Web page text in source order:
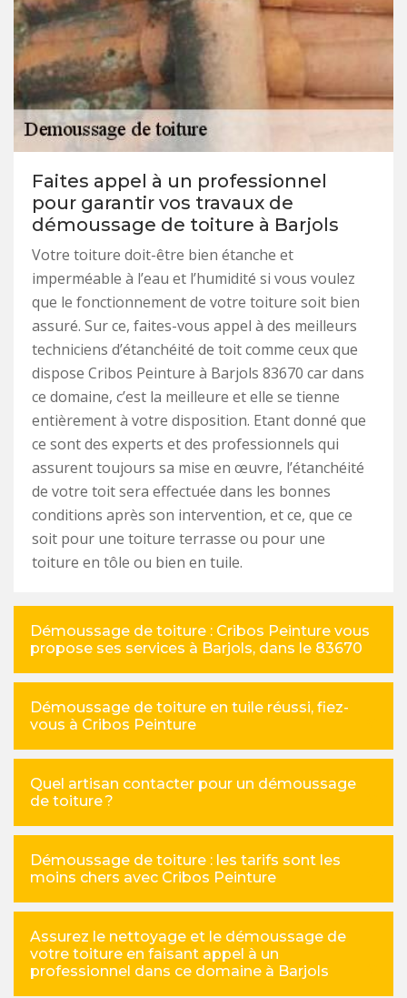
Faites appel à un professionnel
pour garantir vos travaux de
démoussage de toiture à Barjols
Votre toiture doit-être bien étanche et
imperméable à l’eau et l’humidité si vous voulez
que le fonctionnement de votre toiture soit bien
assuré. Sur ce, faites-vous appel à des meilleurs
techniciens d’étanchéité de toit comme ceux que
dispose Cribos Peinture à Barjols 83670 car dans
ce domaine, c’est la meilleure et elle se tienne
entièrement à votre disposition. Etant donné que
ce sont des experts et des professionnels qui
assurent toujours sa mise en œuvre, l’étanchéité
de votre toit sera effectuée dans les bonnes
conditions après son intervention, et ce, que ce
soit pour une toiture terrasse ou pour une
toiture en tôle ou bien en tuile.
Démoussage de toiture : Cribos Peinture vous
propose ses services à Barjols, dans le 83670
Démoussage de toiture en tuile réussi, fiez-
vous à Cribos Peinture
Quel artisan contacter pour un démoussage
de toiture ?
Démoussage de toiture : les tarifs sont les
moins chers avec Cribos Peinture
Assurez le nettoyage et le démoussage de
votre toiture en faisant appel à un
professionnel dans ce domaine à Barjols